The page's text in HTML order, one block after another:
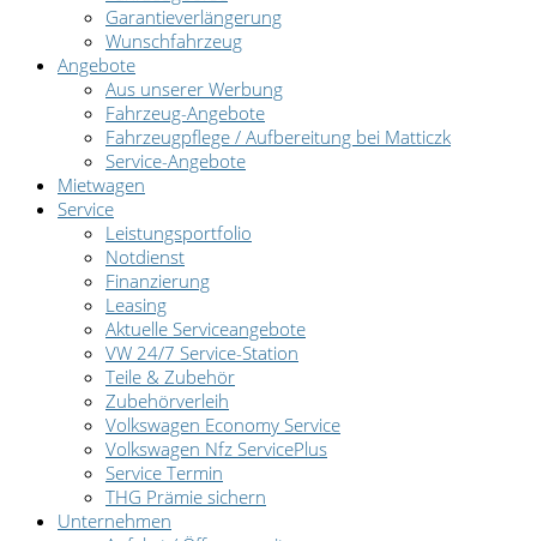
Garantieverlängerung
Wunschfahrzeug
Angebote
Aus unserer Werbung
Fahrzeug-Angebote
Fahrzeugpflege / Aufbereitung bei Matticzk
Service-Angebote
Mietwagen
Service
Leistungsportfolio
Notdienst
Finanzierung
Leasing
Aktuelle Serviceangebote
VW 24/7 Service-Station
Teile & Zubehör
Zubehörverleih
Volkswagen Economy Service
Volkswagen Nfz ServicePlus
Service Termin
THG Prämie sichern
Unternehmen